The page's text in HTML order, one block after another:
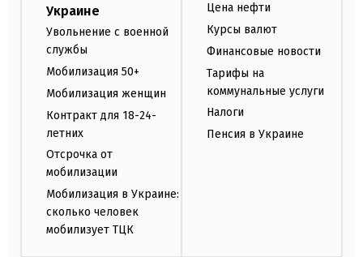
Украине
Увольнение с военной
службы
Мобилизация 50+
Мобилизация женщин
Контракт для 18-24-
летних
Отсрочка от
мобилизации
Мобилизация в Украине:
сколько человек
мобилизует ТЦК
Цена нефти
Курсы валют
Финансовые новости
Тарифы на
коммунальные услуги
Налоги
Пенсия в Украине